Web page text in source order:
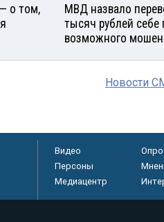
о том,
МВД назвало
тысяч рублей себе
возможного
Новости
Видео
Персоны
Медиацентр